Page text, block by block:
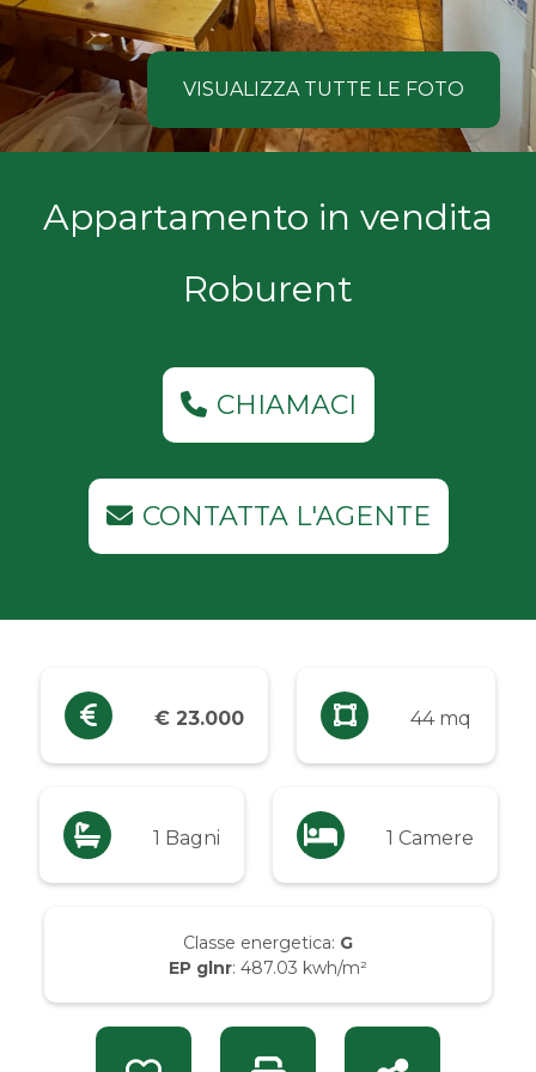
VISUALIZZA TUTTE LE FOTO
Appartamento in vendita
Roburent
CHIAMACI
CONTATTA L'AGENTE
€ 23.000 44 mq
1 Bagni 1 Camere
Classe energetica: G
EP glnr: 487.03 kwh/m²
COSA
CERCANO
NOSTRI
Comune
Tipologia
-
Industriali
Prezzo
Qualsiasi
Fino a € 5.000
Da € 10.000 a € 20.000
Da € 20.000 a € 50.000